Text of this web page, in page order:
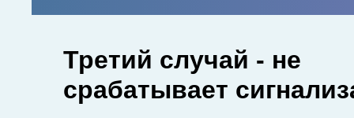
Третий случай - не
срабатывает